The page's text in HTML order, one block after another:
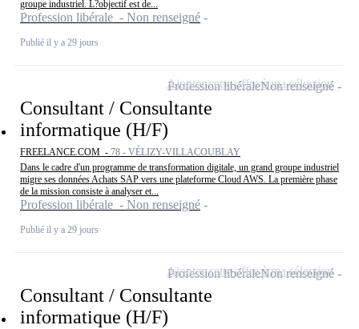
groupe industriel. L?objectif est de...
Profession libérale - Non renseigné
Publié il y a 29 jours
Consultant / Consultante
informatique (H/F)
FREELANCE.COM - 78 - VÉLIZY-VILLACOUBLAY
Dans le cadre d'un programme de transformation digitale, un grand groupe industriel
migre ses données Achats SAP vers une plateforme Cloud AWS. La première phase
de la mission consiste à analyser et...
Profession libérale - Non renseigné
Publié il y a 29 jours
Profession libéraleNon renseigné
Ajouter cette offre à ma sélection
Consultant / Consultante
informatique (H/F)
Profession libéraleNon renseigné
Ajouter cette offre à ma sélection